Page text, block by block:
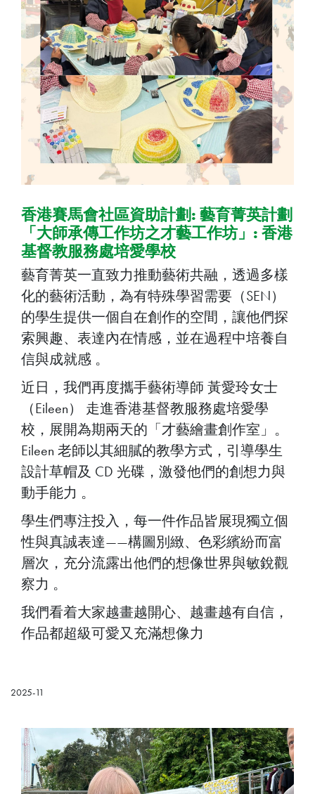
香港賽馬會社區資助計劃: 藝育菁英計劃
「大師承傳工作坊之才藝工作坊」: 香港
基督教服務處培愛學校
藝育菁英一直致力推動藝術共融，透過多樣
化的藝術活動，為有特殊學習需要（SEN）
的學生提供一個自在創作的空間，讓他們探
索興趣、表達內在情感，並在過程中培養自
信與成就感 。
近日，我們再度攜手藝術導師 黃愛玲女士
（Eileen） 走進香港基督教服務處培愛學
校，展開為期兩天的「才藝繪畫創作室」。
Eileen 老師以其細膩的教學方式，引導學生
設計草帽及 CD 光碟，激發他們的創想力與
動手能力 。
學生們專注投入，每一件作品皆展現獨立個
性與真誠表達——構圖別緻、色彩繽紛而富
層次，充分流露出他們的想像世界與敏銳觀
察力 。
我們看着大家越畫越開心、越畫越有自信，
作品都超級可愛又充滿想像力
2025-11